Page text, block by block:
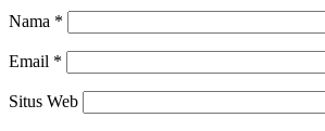
Nama *
Email *
Situs Web